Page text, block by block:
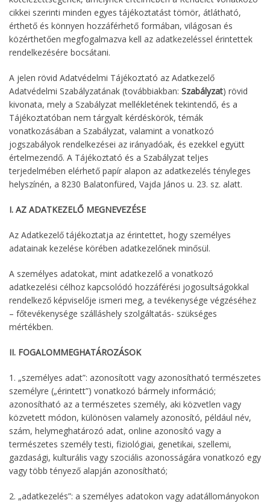
cikkei szerinti minden egyes tájékoztatást tömör, átlátható,
érthető és könnyen hozzáférhető formában, világosan és
közérthetően megfogalmazva kell az adatkezeléssel érintettek
rendelkezésére bocsátani.
A jelen rövid Adatvédelmi Tájékoztató az Adatkezelő
Adatvédelmi Szabályzatának (továbbiakban: Szabályzat) rövid
kivonata, mely a Szabályzat mellékletének tekintendő, és a
Tájékoztatóban nem tárgyalt kérdéskörök, témák
vonatkozásában a Szabályzat, valamint a vonatkozó
jogszabályok rendelkezései az irányadóak, és ezekkel együtt
értelmezendő. A Tájékoztató és a Szabályzat teljes
terjedelmében elérhető papír alapon az adatkezelés tényleges
helyszínén, a 8230 Balatonfüred, Vajda János u. 23. sz. alatt.
I. AZ ADATKEZELŐ MEGNEVEZÉSE
Az Adatkezelő tájékoztatja az érintettet, hogy személyes
adatainak kezelése körében adatkezelőnek minősül.
A személyes adatokat, mint adatkezelő a vonatkozó
adatkezelési célhoz kapcsolódó hozzáférési jogosultságokkal
rendelkező képviselője ismeri meg, a tevékenysége végzéséhez
– főtevékenysége szálláshely szolgáltatás- szükséges
mértékben.
II. FOGALOMMEGHATÁROZÁSOK
1. „személyes adat”: azonosított vagy azonosítható természetes
személyre („érintett”) vonatkozó bármely információ;
azonosítható az a természetes személy, aki közvetlen vagy
közvetett módon, különösen valamely azonosító, például név,
szám, helymeghatározó adat, online azonosító vagy a
természetes személy testi, fiziológiai, genetikai, szellemi,
gazdasági, kulturális vagy szociális azonosságára vonatkozó egy
vagy több tényező alapján azonosítható;
2. „adatkezelés”: a személyes adatokon vagy adatállományokon